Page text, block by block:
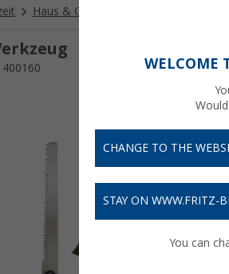
Haus & Garten
WELCOME
CHANGE TO THE
STAY ON WWW.FRITZ-
You can